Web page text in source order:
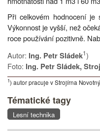
Při celkovém hodnocení je
Výkonnost je vyšší, než
roce používání pozitivně.
Autor: Ing. Petr Sládek1)
Foto: Ing. Petr Sládek,
1) autor pracuje v Strojírna
Tématické tagy
Lesní technika